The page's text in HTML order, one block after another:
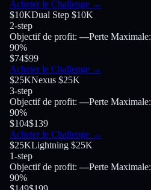
Acheter le Challenge →
$10KDual Step $10K
2-step
Objectif de profit:—Perte Maximale:
90%
$74$99
Acheter le Challenge →
$25KNexus $25K
3-step
Objectif de profit:—Perte Maximale:
90%
$104$139
Acheter le Challenge →
$25KLightning $25K
1-step
Objectif de profit:—Perte Maximale:
90%